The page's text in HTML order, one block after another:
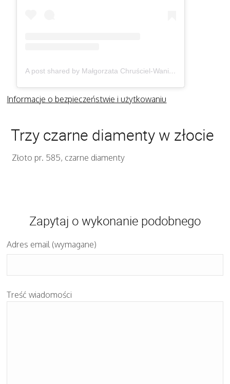
A post shared by Małgorzata Chruściel-Waniek (@gosiawaniek)
Informacje o bezpieczeństwie i użytkowaniu
Trzy czarne diamenty w złocie
Złoto pr. 585, czarne diamenty
Zapytaj o wykonanie podobnego
Adres email (wymagane)
Treść wiadomości